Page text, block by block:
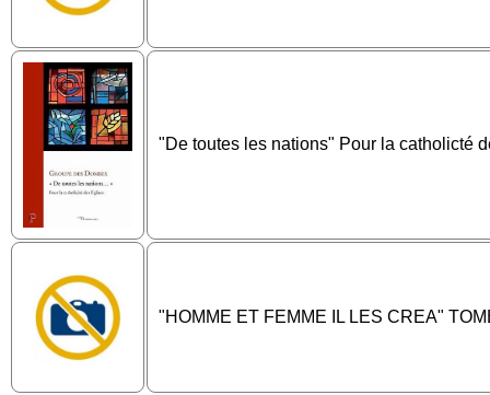
"De toutes les nations" Pour la catholicté
"HOMME ET FEMME IL LES CREA"